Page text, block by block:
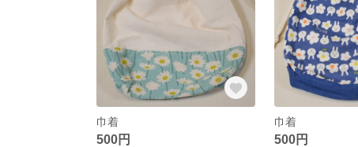
巾着
500円
巾着
500円